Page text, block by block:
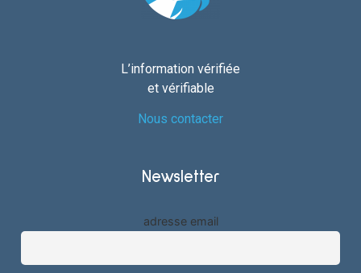
L’information vérifiée
et vérifiable
Nous contacter
Newsletter
adresse email